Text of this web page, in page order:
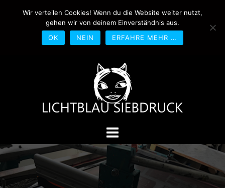
0170-4800361
drucken@lichtblau-
siebdruck.de
Schwedlerstraße 1 - 5 60314
Frankfurt
Wir verteilen Cookies! Wenn du die Website weiter nutzt,
gehen wir von deinem Einverständnis aus.
OK
NEIN ERFAHRE MEHR …